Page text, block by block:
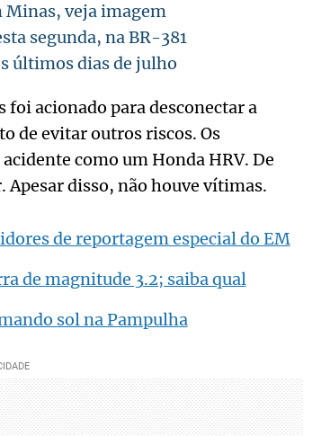
Minas, veja imagem
segunda, na BR-381
últimos dias de julho
acionado para desconectar a
de evitar outros riscos. Os
como um Honda HRV. De
Apesar disso, não houve vítimas.
de reportagem especial do EM
de magnitude 3.2; saiba qual
sol na Pampulha